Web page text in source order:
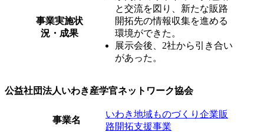
事業実施状
況・成果
と交流を図り、新たな販路
開拓先の情報収集を進める
環境ができた。
展示会後、2社から引き合い
があった。
公益社団法人いわき産学官ネットワーク協会
事業名
いわき地域ものづくり企業販
路開拓支援事業